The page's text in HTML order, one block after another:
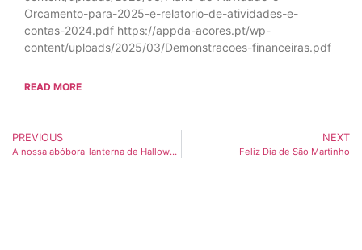
Orcamento-para-2025-e-relatorio-de-atividades-e-
contas-2024.pdf https://appda-acores.pt/wp-
content/uploads/2025/03/Demonstracoes-financeiras.pdf
READ MORE
PREVIOUS
A nossa abóbora-lanterna de Halloween!
NEXT
Feliz Dia de São Martinho